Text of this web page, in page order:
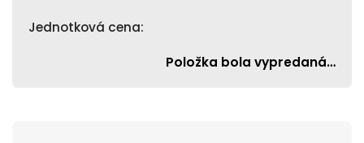
Jednotková cena:
Položka bola vypredaná…